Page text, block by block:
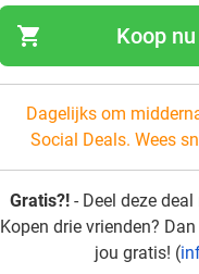
shopping_cart Koop nu
Dagelijks om
Social Deals. Wees
Gratis?! - Deel deze
Kopen drie vrienden?
jou gratis! (